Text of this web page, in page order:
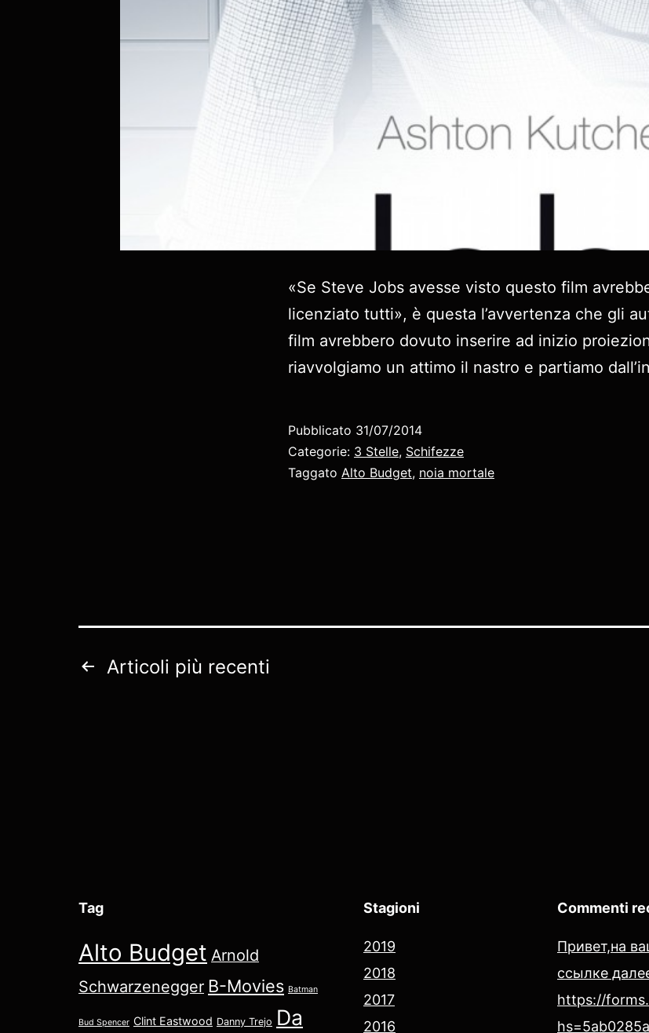
«Se Steve Jobs avesse visto questo film
licenziato tutti», è questa l’avvertenza che gli
film avrebbero dovuto inserire ad inizio
riavvolgiamo un attimo il nastro e partiamo
Pubblicato 31/07/2014
Categorie: 3 Stelle, Schifezze
Taggato Alto Budget, noia mortale
Paginazione
Articoli più recenti
Tag
Alto Budget Arnold
Schwarzenegger B-Movies Batman
Bud Spencer Clint Eastwood Danny Trejo Da
Stagioni
2019
2018
2017
2016
Commenti
Привет,на
ссылке
https://